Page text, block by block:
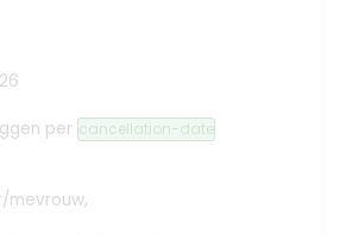
per cancellation-date
mevrouw,